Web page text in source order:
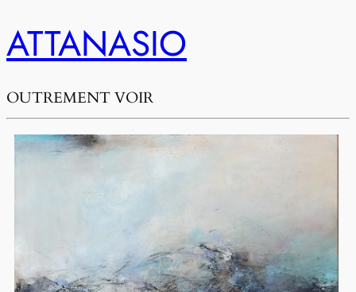
ATTANASIO
OUTREMENT VOIR